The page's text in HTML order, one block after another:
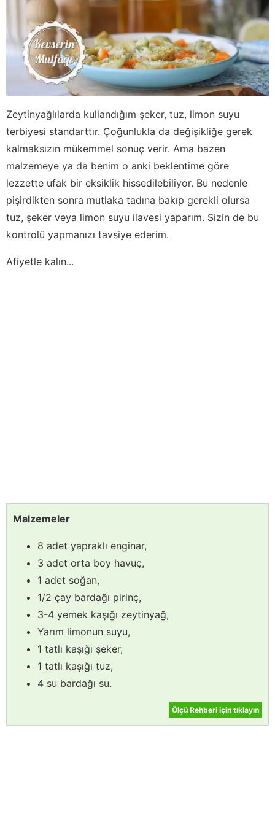
Zeytinyağlılarda kullandığım şeker, tuz, limon suyu
terbiyesi standarttır. Çoğunlukla da değişikliğe gerek
kalmaksızın mükemmel sonuç verir. Ama bazen
malzemeye ya da benim o anki beklentime göre
lezzette ufak bir eksiklik hissedilebiliyor. Bu nedenle
pişirdikten sonra mutlaka tadına bakıp gerekli olursa
tuz, şeker veya limon suyu ilavesi yaparım. Sizin de bu
kontrolü yapmanızı tavsiye ederim.
Afiyetle kalın...
Malzemeler
8 adet yapraklı enginar,
3 adet orta boy havuç,
1 adet soğan,
1/2 çay bardağı pirinç,
3-4 yemek kaşığı zeytinyağ,
Yarım limonun suyu,
1 tatlı kaşığı şeker,
1 tatlı kaşığı tuz,
4 su bardağı su.
Ölçü Rehberi için tıklayın